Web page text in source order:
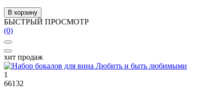
В корзину
БЫСТРЫЙ ПРОСМОТР
(0)
хит продаж
1
66132